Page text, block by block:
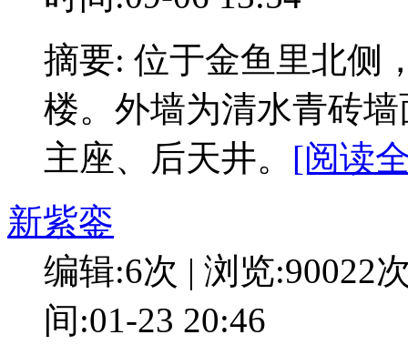
摘要: 位于金鱼里北侧
楼。外墙为清水青砖
主座、后天井。 [阅读
新紫銮
编辑:6次 | 浏览:90022
间:01-23 20:46